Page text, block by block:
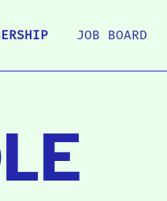
JOB BOARD